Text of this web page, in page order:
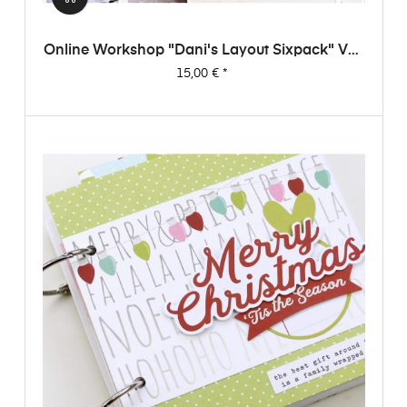
Online Workshop "Dani's Layout Sixpack" Vol.
1
Preis
15,00 €*